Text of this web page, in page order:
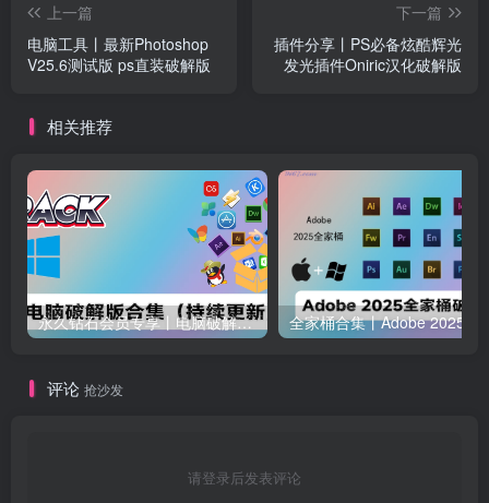
上一篇
电脑工具丨最新Photoshop
V25.6测试版 ps直装破解版
下一篇
插件分享丨PS必备炫酷辉光
发光插件Oniric汉化破解版
相关推荐
永久钻石会员专享丨电脑破解软件合集(更新至2025.4.11）
评论 抢沙发
请登录后发表评论